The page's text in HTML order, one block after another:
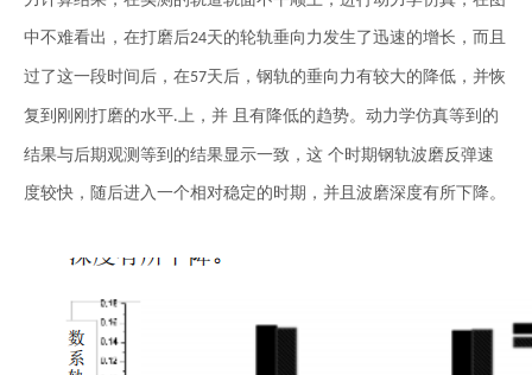
中不难看出，在打磨后24天的轮轨垂向力发生了迅速的增长，而且
过了这一段时间后，在57天后，钢轨的垂向力有较大的降低，并恢
复到刚刚打磨的水平.上，并 且有降低的趋势。动力学仿真等到的
结果与后期观测等到的结果显示一致，这 个时期钢轨波磨反弹速
度较快，随后进入一个相对稳定的时期，并且波磨深度有所下降。